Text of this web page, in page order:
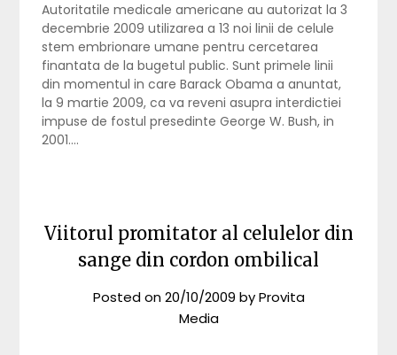
Autoritatile medicale americane au autorizat la 3
decembrie 2009 utilizarea a 13 noi linii de celule
stem embrionare umane pentru cercetarea
finantata de la bugetul public. Sunt primele linii
din momentul in care Barack Obama a anuntat,
la 9 martie 2009, ca va reveni asupra interdictiei
impuse de fostul presedinte George W. Bush, in
2001….
Viitorul promitator al celulelor din
sange din cordon ombilical
Posted on20/10/2009 byProvita
Media